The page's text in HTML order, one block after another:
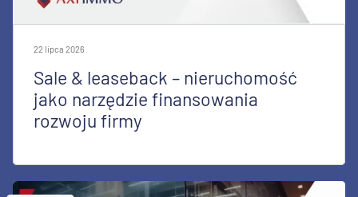
22 lipca 2026
Sale & leaseback – nieruchomość
jako narzędzie finansowania
rozwoju firmy